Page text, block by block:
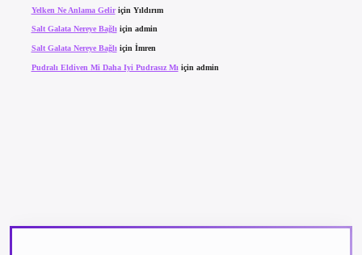
Yelken Ne Anlama Geliriçin Yıldırım
Salt Galata Nereye Bağlıiçin admin
Salt Galata Nereye Bağlı için İmren
Pudralı Eldiven Mi Daha Iyi Pudrasız Mı için admin